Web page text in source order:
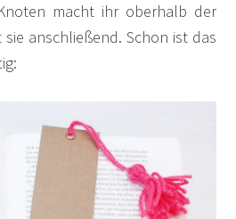
macht ihr oberhalb der
anschließend. Schon ist das